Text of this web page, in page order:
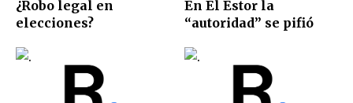
¿Robo legal en
elecciones?
En El Estor la
“autoridad” se pifió